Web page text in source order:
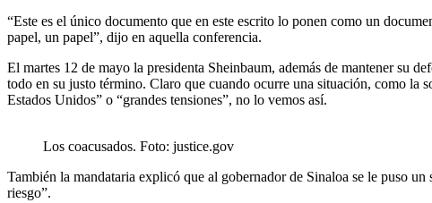
“Este es el único documento que en este escrito lo ponen como un
papel, un papel”, dijo en aquella conferencia.
El martes 12 de mayo la presidenta Sheinbaum, además de mantener su
todo en su justo término. Claro que cuando ocurre una situación, como la
Estados Unidos” o “grandes tensiones”, no lo vemos así.
Los coacusados. Foto: justice.gov
También la mandataria explicó que al gobernador de Sinaloa se le puso
riesgo”.